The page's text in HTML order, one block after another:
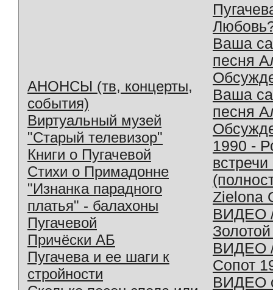
АНОНСЫ (тв, концерты,
события)
Виртуальный музей
"Старый телевизор"
Книги о Пугачевой
Стихи о Примадонне
"Изнанка парадного
платья" - балахоны
Пугачевой
Причёски АБ
Пугачева и ее шаги к
стройности
Ваша
песня
Ваша
песня
1990 -
Zielona
ВИДЕО
ВИДЕО
Сопот
ВИДЕО